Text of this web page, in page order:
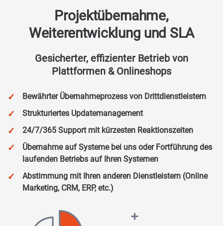
Projektübernahme,
Weiterentwicklung und SLA
Gesicherter, effizienter Betrieb von
Plattformen & Onlineshops​
Bewährter Übernahmeprozess von Drittdienstleistern
Strukturiertes Updatemanagement
24/7/365 Support mit kürzesten Reaktionszeiten
Übernahme auf Systeme bei uns oder Fortführung des
laufenden Betriebs auf Ihren Systemen
Abstimmung mit Ihren anderen Dienstleistern (Online
Marketing, CRM, ERP, etc.)